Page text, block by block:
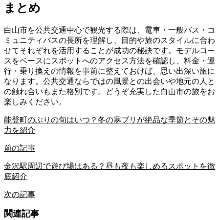
まとめ
白山市を公共交通中心で観光する際は、電車・一般バス・コ
ミュニティバスの長所を理解し、目的や旅のスタイルに合わ
せてそれぞれを活用することが成功の秘訣です。モデルコー
スをベースにスポットへのアクセス方法を確認し、料金・運
行・乗り換えの情報を事前に整えておけば、思い出深い旅に
なります。公共交通ならではの風景との出会いや地元の人と
の触れ合いもまた格別です。どうぞ充実した白山市の旅をお
楽しみください。
能登町のぶりの旬はいつ？冬の寒ブリが絶品な季節とその魅
力を紹介
前の記事
金沢駅周辺で遊び場はある？昼も夜も楽しめるスポットを徹
底紹介
次の記事
関連記事